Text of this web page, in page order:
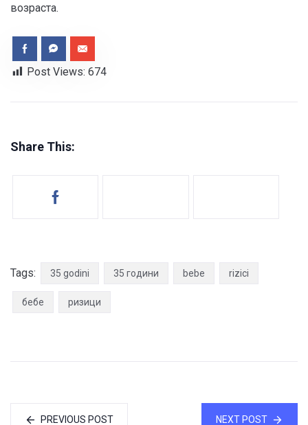
возраста.
Post Views: 674
Share This:
Tags: 35 godini 35 години bebe rizici
бебе ризици
PREVIOUS POST NEXT POST